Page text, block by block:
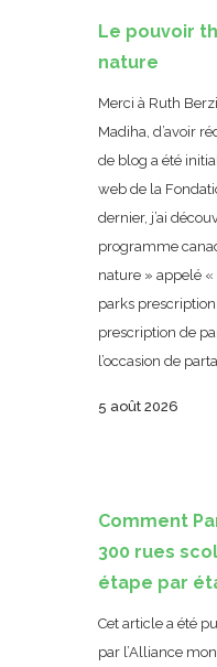
Le pouvoir
nature
Merci à Ruth
Madiha, d’avoir
de blog a été
web de la
dernier, j’ai
programme
nature » appelé «
parks
prescription de
l’occasion de
5 août 2026
Comment
300 rues
étape par
Cet article a été
par l’Alliance